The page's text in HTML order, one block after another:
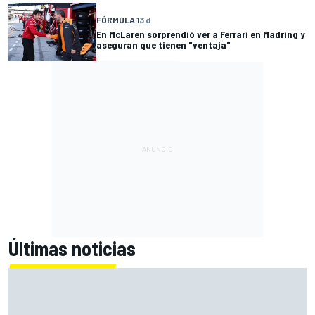
FÓRMULA 13 d
En McLaren sorprendió ver a Ferrari en Madring y
aseguran que tienen "ventaja"
Últimas noticias